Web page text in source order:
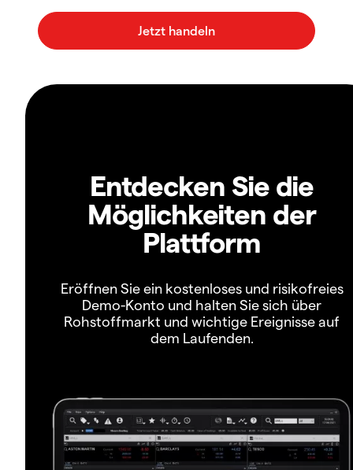
Entdecken Sie die
Möglichkeiten der
Plattform
Eröffnen Sie ein kostenloses und risikofreies
Demo-Konto und halten Sie sich über
Rohstoffmarkt und wichtige Ereignisse auf
dem Laufenden.